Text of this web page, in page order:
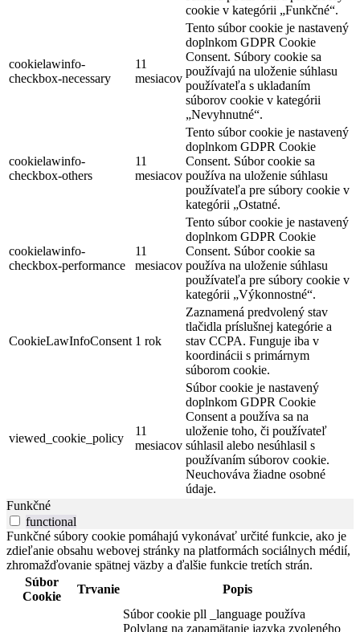
cookie v kategórii „Funkčné“.
cookielawinfo-
checkbox-necessary
11
mesiacov
Tento súbor cookie je nastavený
doplnkom GDPR Cookie
Consent. Súbory cookie sa
používajú na uloženie súhlasu
používateľa s ukladaním
súborov cookie v kategórii
„Nevyhnutné“.
cookielawinfo-
checkbox-others
11
mesiacov
Tento súbor cookie je nastavený
doplnkom GDPR Cookie
Consent. Súbor cookie sa
používa na uloženie súhlasu
používateľa pre súbory cookie v
kategórii „Ostatné.
cookielawinfo-
checkbox-performance
11
mesiacov
Tento súbor cookie je nastavený
doplnkom GDPR Cookie
Consent. Súbor cookie sa
používa na uloženie súhlasu
používateľa pre súbory cookie v
kategórii „Výkonnostné“.
CookieLawInfoConsent 1 rok
Zaznamená predvolený stav
tlačidla príslušnej kategórie a
stav CCPA. Funguje iba v
koordinácii s primárnym
súborom cookie.
viewed_cookie_policy
11
mesiacov
Súbor cookie je nastavený
doplnkom GDPR Cookie
Consent a používa sa na
uloženie toho, či používateľ
súhlasil alebo nesúhlasil s
používaním súborov cookie.
Neuchováva žiadne osobné
údaje.
Funkčné
functional
Funkčné súbory cookie pomáhajú vykonávať určité funkcie, ako je
zdieľanie obsahu webovej stránky na platformách sociálnych médií,
zhromažďovanie spätnej väzby a ďalšie funkcie tretích strán.
Súbor
Cookie
Trvanie
Popis
Súbor cookie pll _language používa
Polylang na zapamätanie jazyka zvoleného